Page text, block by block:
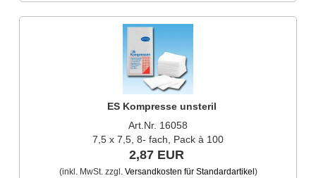
ES Kompresse unsteril
Art.Nr. 16058
7,5 x 7,5, 8- fach, Pack à 100
2,87 EUR
(inkl. MwSt. zzgl. Versandkosten für Standardartikel )